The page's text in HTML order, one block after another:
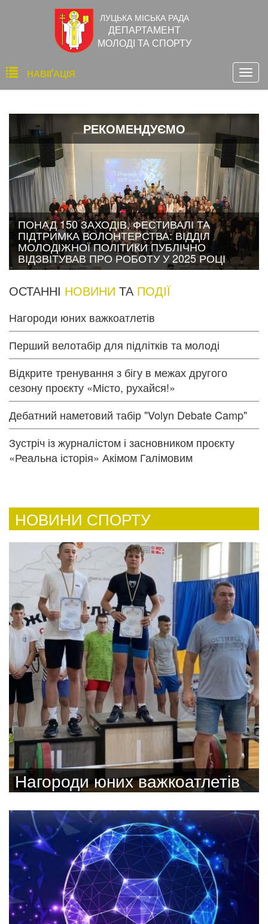
ЛУЦЬКА МІСЬКА РАДА
ДЕПАРТАМЕНТ
МОЛОДІ ТА СПОРТУ
Основна
навіґація
НАВІҐАЦІЯ
РЕКОМЕНДУЄМО
ПОНАД 150 ЗАХОДІВ, ФЕСТИВАЛІ ТА
ПІДТРИМКА ВОЛОНТЕРСТВА: ВІДДІЛ
МОЛОДІЖНОЇ ПОЛІТИКИ ПУБЛІЧНО
ВІДЗВІТУВАВ ПРО РОБОТУ У 2025 РОЦІ
ОСТАННІ НОВИНИ ТА ПОДІЇ
Нагороди юних важкоатлетів
Перший велотабір для підлітків та молоді
Відкрите тренування з бігу в межах другого
сезону проєкту «Місто, рухайся!»
Дебатний наметовий табір "Volyn Debate Camp"
Зустріч із журналістом і засновником проєкту
«Реальна історія» Акімом Галімовим
НОВИНИ СПОРТУ
Нагороди юних важкоатлетів